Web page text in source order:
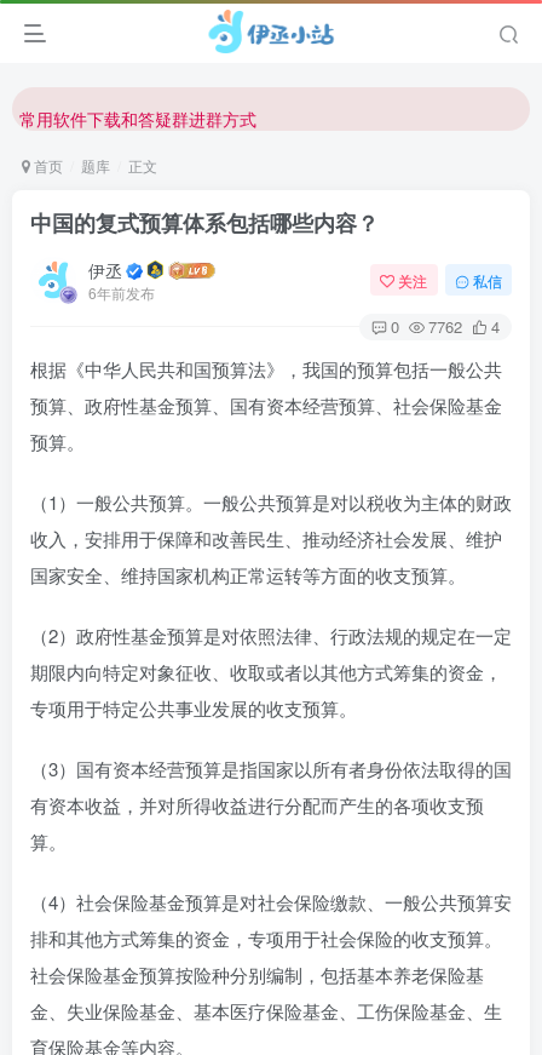
欢迎反馈网站中存在的问题和建议！
常用软件下载和答疑群进群方式
欢迎访问伊丞小站！
首页 题库 正文
中国的复式预算体系包括哪些内容？
伊丞
6年前发布
关注 私信
0 7762 4
根据《中华人民共和国预算法》，我国的预算包括一般公共
预算、政府性基金预算、国有资本经营预算、社会保险基金
预算。
（1）一般公共预算。一般公共预算是对以税收为主体的财政
收入，安排用于保障和改善民生、推动经济社会发展、维护
国家安全、维持国家机构正常运转等方面的收支预算。
（2）政府性基金预算是对依照法律、行政法规的规定在一定
期限内向特定对象征收、收取或者以其他方式筹集的资金，
专项用于特定公共事业发展的收支预算。
（3）国有资本经营预算是指国家以所有者身份依法取得的国
有资本收益，并对所得收益进行分配而产生的各项收支预
算。
（4）社会保险基金预算是对社会保险缴款、一般公共预算安
排和其他方式筹集的资金，专项用于社会保险的收支预算。
社会保险基金预算按险种分别编制，包括基本养老保险基
金、失业保险基金、基本医疗保险基金、工伤保险基金、生
育保险基金等内容。